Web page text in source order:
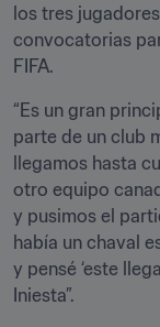
los tres
convocatorias
FIFA.
“Es un gran
parte de un club
llegamos hasta
otro equipo
y pusimos el
había un chaval
y pensé ‘este
Iniesta”.